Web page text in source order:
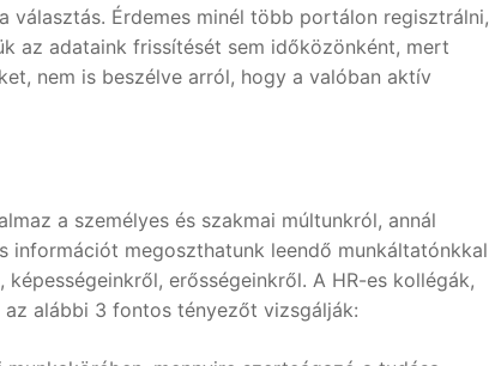
választás. Érdemes minél több portálon regisztrálni,
az adataink frissítését sem időközönként, mert
nem is beszélve arról, hogy a valóban aktív
a személyes és szakmai múltunkról, annál
információt megoszthatunk leendő munkáltatónkkal
erősségeinkről. A HR-es kollégák,
alábbi 3 fontos tényezőt vizsgálják: